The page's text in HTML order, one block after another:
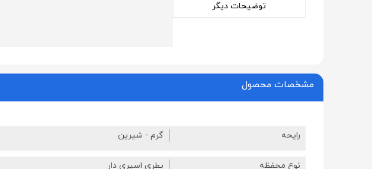
توضیحات دیگر
مشخصات محصول
رایحه گرم - شیرین
نوع محفظه بطری اسپری دار